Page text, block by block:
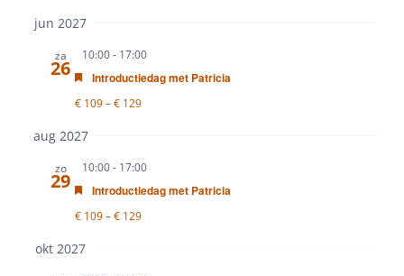
jun 2027
za
26
10:00- 17:00
Uitgelicht
Introductiedag met Patricia
€ 109 – € 129
aug 2027
zo
29
10:00- 17:00
Uitgelicht
Introductiedag met Patricia
€ 109 – € 129
okt 2027